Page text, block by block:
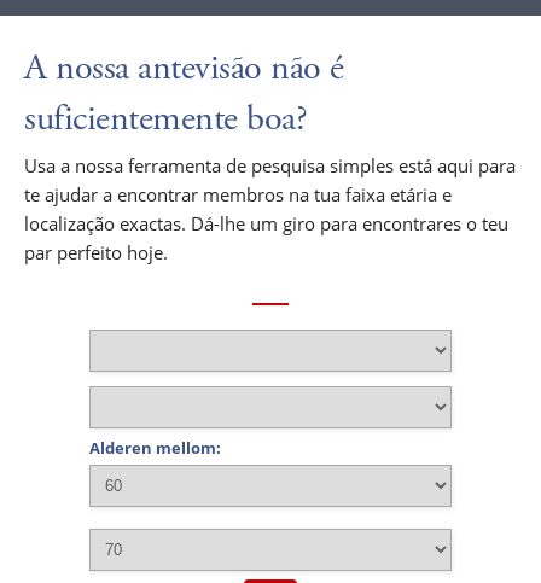
A nossa antevisão não é
suficientemente boa?
Usa a nossa ferramenta de pesquisa simples está aqui para
te ajudar a encontrar membros na tua faixa etária e
localização exactas. Dá-lhe um giro para encontrares o teu
par perfeito hoje.
Alderen mellom: